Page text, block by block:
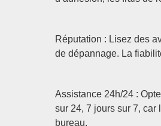
Réputation : Lisez des
de dépannage. La
Assistance 24h/24 :
sur 24, 7 jours sur 7,
bureau.